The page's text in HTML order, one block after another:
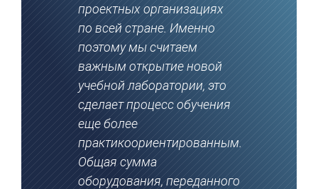
проектных организациях
по всей стране. Именно
поэтому мы считаем
важным открытие новой
учебной лаборатории, это
сделает процесс обучения
еще более
практикоориентированным.
Общая сумма
оборудования, переданного